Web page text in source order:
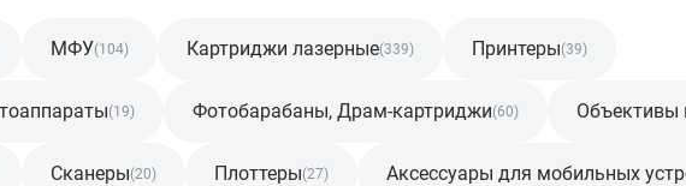
МФУ(104) Картриджи лазерные(339) Принтеры(39)
(19) Фотобарабаны, Драм-картриджи(60) Объективы
Сканеры(20) Плоттеры(27) Аксессуары для мобильных